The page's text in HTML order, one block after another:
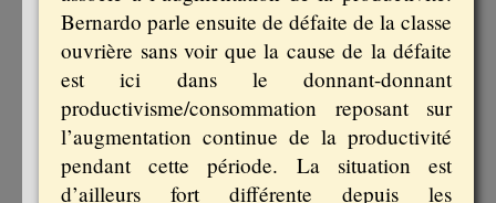
Bernardo parle ensuite de défaite de la classe
ouvrière sans voir que la cause de la défaite
est ici dans le donnant-donnant
productivisme/consommation reposant sur
l’augmentation continue de la productivité
pendant cette période. La situation est
d’ailleurs fort différente depuis les